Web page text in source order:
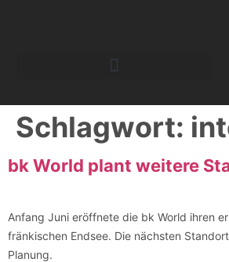
Schlagwort:
bk World plant weitere
Anfang Juni eröffnete die bk World ihren
fränkischen Endsee. Die nächsten
Planung.